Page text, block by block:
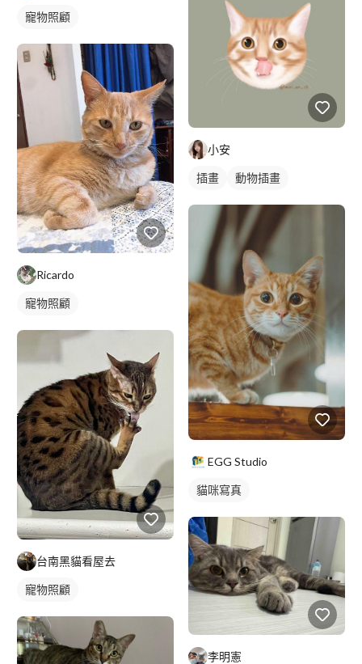
寵物照顧
Ricardo
寵物照顧
台南黑貓看屋去
寵物照顧
小安
插畫 動物插畫
EGG Studio
貓咪寫真
李明憲